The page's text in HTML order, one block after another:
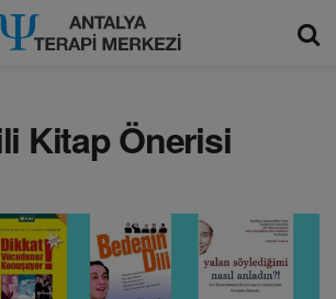
Kitap Önerisi
modal-check